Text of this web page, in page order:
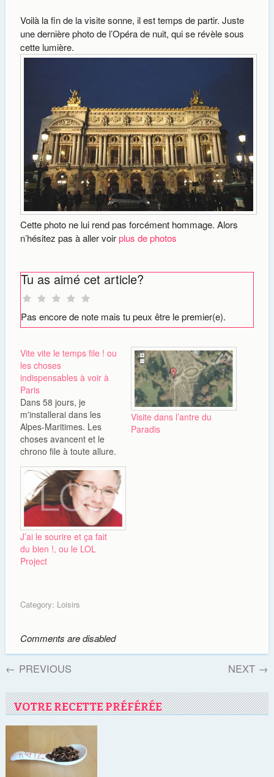
Voilà la fin de la visite sonne, il est temps de partir. Juste
une dernière photo de l’Opéra de nuit, qui se révèle sous
cette lumière.
Cette photo ne lui rend pas forcément hommage. Alors
n’hésitez pas à aller voirplus de photos
Tu as aimé cet article?
Pas encore de note mais tu peux être le premier(e).
Vite vite le temps file ! ou
les choses
indispensables à voir à
Paris
Dans 58 jours, je
m'installerai dans les
Alpes-Maritimes. Les
choses avancent et le
chrono file à toute allure.
7 !) dernières années de
vie francilienne ne m'ont
pas permis de découvrir
tous les indispensables
de Paris et sa région. On
se dit toujours qu'on
aura…
Visite dans l’antre du
Paradis
J’ai le sourire et ça fait
du bien !, ou le LOL
Project
Category: Loisirs
Comments are disabled
← PREVIOUS NEXT →
VOTRE RECETTE PRÉFÉRÉE